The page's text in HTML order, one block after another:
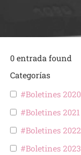
0entrada found
Categorías
#Boletines 2020
#Boletines 2021
#Boletines 2022
#Boletines 2023